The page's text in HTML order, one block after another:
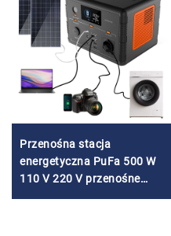
Przenośna stacja
energetyczna PuFa 500 W
110 V 220 V przenośne